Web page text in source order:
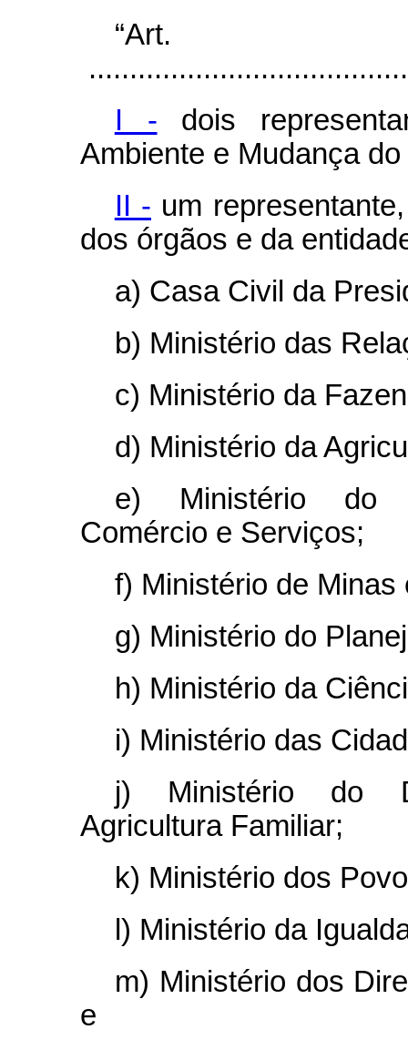
I - dois
Ambiente e Mudança
II - um
dos órgãos e da
a) Casa Civil da
b) Ministério das
c) Ministério da
d) Ministério da
e) Ministério do
Comércio e Serviços;
f) Ministério de Minas
g) Ministério do
h) Ministério da
i) Ministério das
j) Ministério do
Agricultura Familiar;
k) Ministério dos
l) Ministério da
m) Ministério dos
e